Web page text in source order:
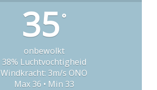
35°
onbewolkt
38% Luchtvochtigheid
Windkracht: 3m/s ONO
Max 36 • Min 33